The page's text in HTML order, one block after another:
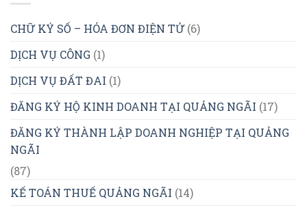
CHỮ KÝ SỐ – HÓA ĐƠN ĐIỆN TỬ(6)
DỊCH VỤ CÔNG (1)
DỊCH VỤ ĐẤT ĐAI (1)
ĐĂNG KÝ HỘ KINH DOANH TẠI QUẢNG NGÃI (17)
ĐĂNG KÝ THÀNH LẬP DOANH NGHIỆP TẠI QUẢNG
NGÃI
(87)
KẾ TOÁN THUẾ QUẢNG NGÃI (14)